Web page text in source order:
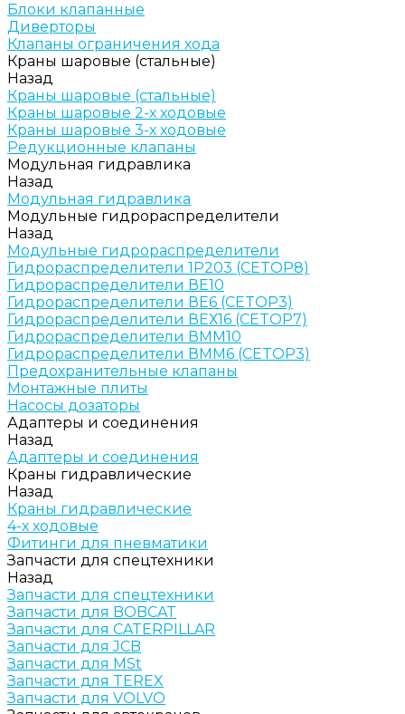
Блоки клапанные
Диверторы
Клапаны ограничения хода
Краны шаровые (стальные)
Назад
Краны шаровые (стальные)
Краны шаровые 2-х ходовые
Краны шаровые 3-х ходовые
Редукционные клапаны
Модульная гидравлика
Назад
Модульная гидравлика
Модульные гидрораспределители
Назад
Модульные гидрораспределители
Гидрораспределители 1Р203 (CETOP8)
Гидрораспределители ВЕ10
Гидрораспределители ВЕ6 (CETOP3)
Гидрораспределители ВЕХ16 (CETOP7)
Гидрораспределители ВММ10
Гидрораспределители ВММ6 (CETOP3)
Предохранительные клапаны
Монтажные плиты
Насосы дозаторы
Адаптеры и соединения
Назад
Адаптеры и соединения
Краны гидравлические
Назад
Краны гидравлические
4-х ходовые
Фитинги для пневматики
Запчасти для спецтехники
Назад
Запчасти для спецтехники
Запчасти для BOBCAT
Запчасти для CATERPILLAR
Запчасти для JCB
Запчасти для MSt
Запчасти для TEREX
Запчасти для VOLVO